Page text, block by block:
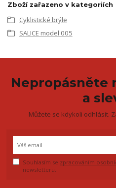
Zboží zařazeno v kategoriích
Cyklistické brýle
SALICE model 005
Nepropásněte
a
Můžete se kdykoli odhlásit.
Souhlasím se zpracováním
newsletteru.